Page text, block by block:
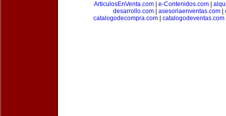
ArticulosEnVenta.com| e-Contenidos.com|
desarrollo.com| asesoriaenventas.com|
catalogodecompra.com| catalogodeventas.com